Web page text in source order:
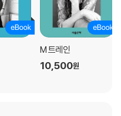
M 트레인
10,500원